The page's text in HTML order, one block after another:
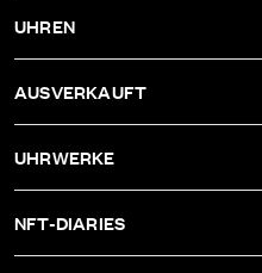
ATELIER
UHREN
DBF009
DBF007
AUSVERKAUFT
DBF004
UHRWERKE
NFT-DIARIES